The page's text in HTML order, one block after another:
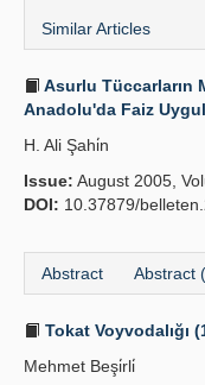
Similar Articles
Asurlu Tüccarların
Anadolu'da Faiz
H. Ali Şahi̇n
Issue: August 2005,
DOI: 10.37879/
Abstract Abstract
Tokat Voyvodalığı
Mehmet Beşi̇rli̇